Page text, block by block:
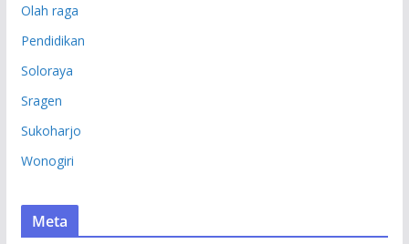
Olah raga
Pendidikan
Soloraya
Sragen
Sukoharjo
Wonogiri
Meta